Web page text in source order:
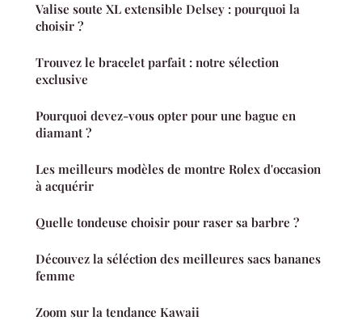
Valise soute XL extensible Delsey : pourquoi la
choisir ?
Trouvez le bracelet parfait : notre sélection
exclusive
Pourquoi devez-vous opter pour une bague en
diamant ?
Les meilleurs modèles de montre Rolex d'occasion
à acquérir
Quelle tondeuse choisir pour raser sa barbre ?
Découvez la séléction des meilleures sacs bananes
femme
Zoom sur la tendance Kawaii